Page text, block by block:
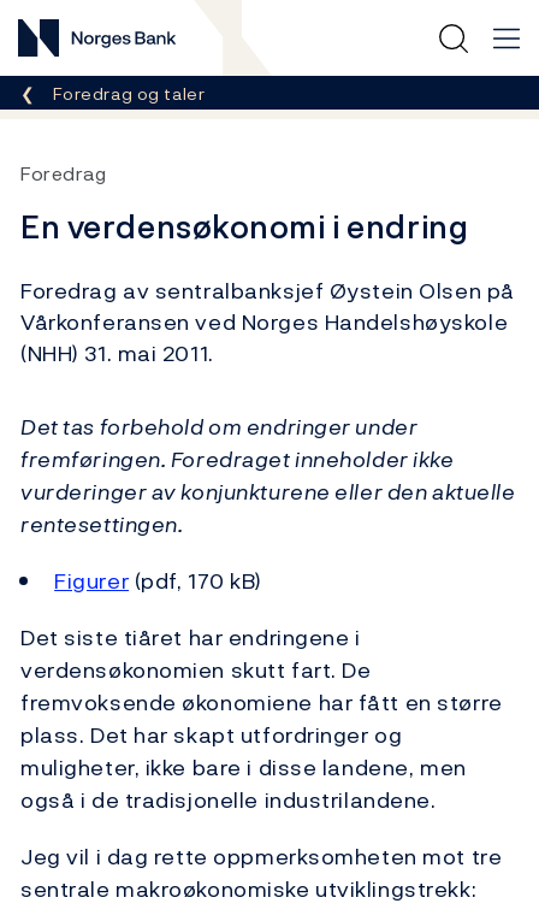
Norges Bank
Her er du nå:
Foredrag og taler
Foredrag
En verdensøkonomi i endring
Foredrag av sentralbanksjef Øystein Olsen på
Vårkonferansen ved Norges Handelshøyskole
(NHH) 31. mai 2011.
Det tas forbehold om endringer under
fremføringen. Foredraget inneholder ikke
vurderinger av konjunkturene eller den aktuelle
rentesettingen.
Figurer (pdf, 170 kB)
Det siste tiåret har endringene i
verdensøkonomien skutt fart. De
fremvoksende økonomiene har fått en større
plass. Det har skapt utfordringer og
muligheter, ikke bare i disse landene, men
også i de tradisjonelle industrilandene.
Jeg vil i dag rette oppmerksomheten mot tre
sentrale makroøkonomiske utviklingstrekk: